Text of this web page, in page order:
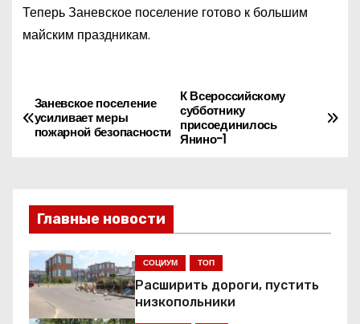
Теперь Заневское поселение готово к большим
майским праздникам.
Н
а
и
г
а
ц
К Всероссийскому
субботнику
присоединилось
Янино-1
Заневское поселение
усиливает меры
пожарной безопасности
Главные новости
СОЦИУМ ТОП
Расширить дороги, пустить
низкопольники